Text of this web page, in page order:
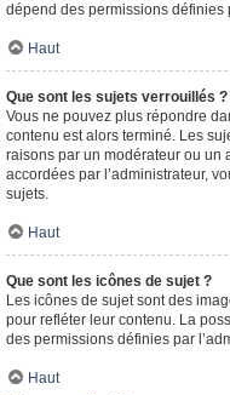
dépend des permissions définies
Haut
Que sont les sujets verrouillés ?
Vous ne pouvez plus répondre
contenu est alors terminé. Les
raisons par un modérateur ou un
accordées par l’administrateur,
sujets.
Haut
Que sont les icônes de sujet ?
Les icônes de sujet sont des
pour refléter leur contenu. La
des permissions définies par
Haut